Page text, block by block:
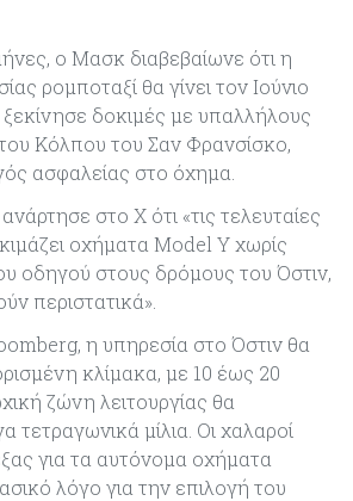
ο Μασκ διαβεβαίωνε ότι η
ρομποταξί θα γίνει τον Ιούνιο
δοκιμές με υπαλλήλους
Κόλπου του Σαν Φρανσίσκο,
ασφαλείας στο όχημα.
στο X ότι «τις τελευταίες
οχήματα Model Y χωρίς
οδηγού στους δρόμους του Όστιν,
περιστατικά».
η υπηρεσία στο Όστιν θα
κλίμακα, με 10 έως 20
ζώνη λειτουργίας θα
τετραγωνικά μίλια. Οι χαλαροί
για τα αυτόνομα οχήματα
λόγο για την επιλογή του